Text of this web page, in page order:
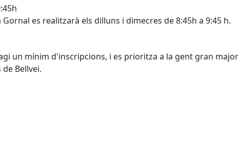
es realitzarà els dilluns i dimecres de 8:45h a 9:45 h.
un mínim d'inscripcions, i es prioritza a la gent gran major
Bellvei.